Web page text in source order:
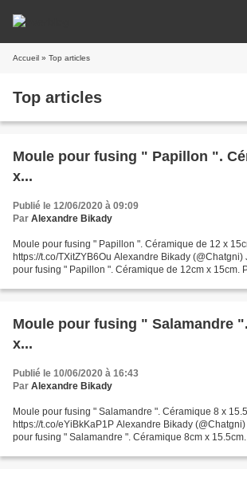
Accueil » Top articles
Top articles
Moule pour fusing " Papillon ".
x...
Publié le 12/06/2020 à 09:09
Par Alexandre Bikady
Moule pour fusing " Papillon ". Céramique de 12 x
https://t.co/TXitZYB6Ou Alexandre Bikady
pour fusing " Papillon ". Céramique de 12cm x 15cm.
Moule pour fusing " Salamandre
x...
Publié le 10/06/2020 à 16:43
Par Alexandre Bikady
Moule pour fusing " Salamandre ". Céramique 8 x
https://t.co/eYiBkKaP1P Alexandre Bikady
pour fusing " Salamandre ". Céramique 8cm x